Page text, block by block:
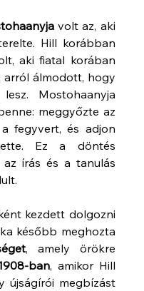
volt az, aki
Hill korábban
aki fiatal korában
arról álmodott, hogy
Mostohaanyja
meggyőzte az
fegyvert, és adjon
Ez a döntés
írás és a tanulás
kezdett dolgozni
később meghozta
, amely örökre
ban, amikor Hill
újságírói megbízást